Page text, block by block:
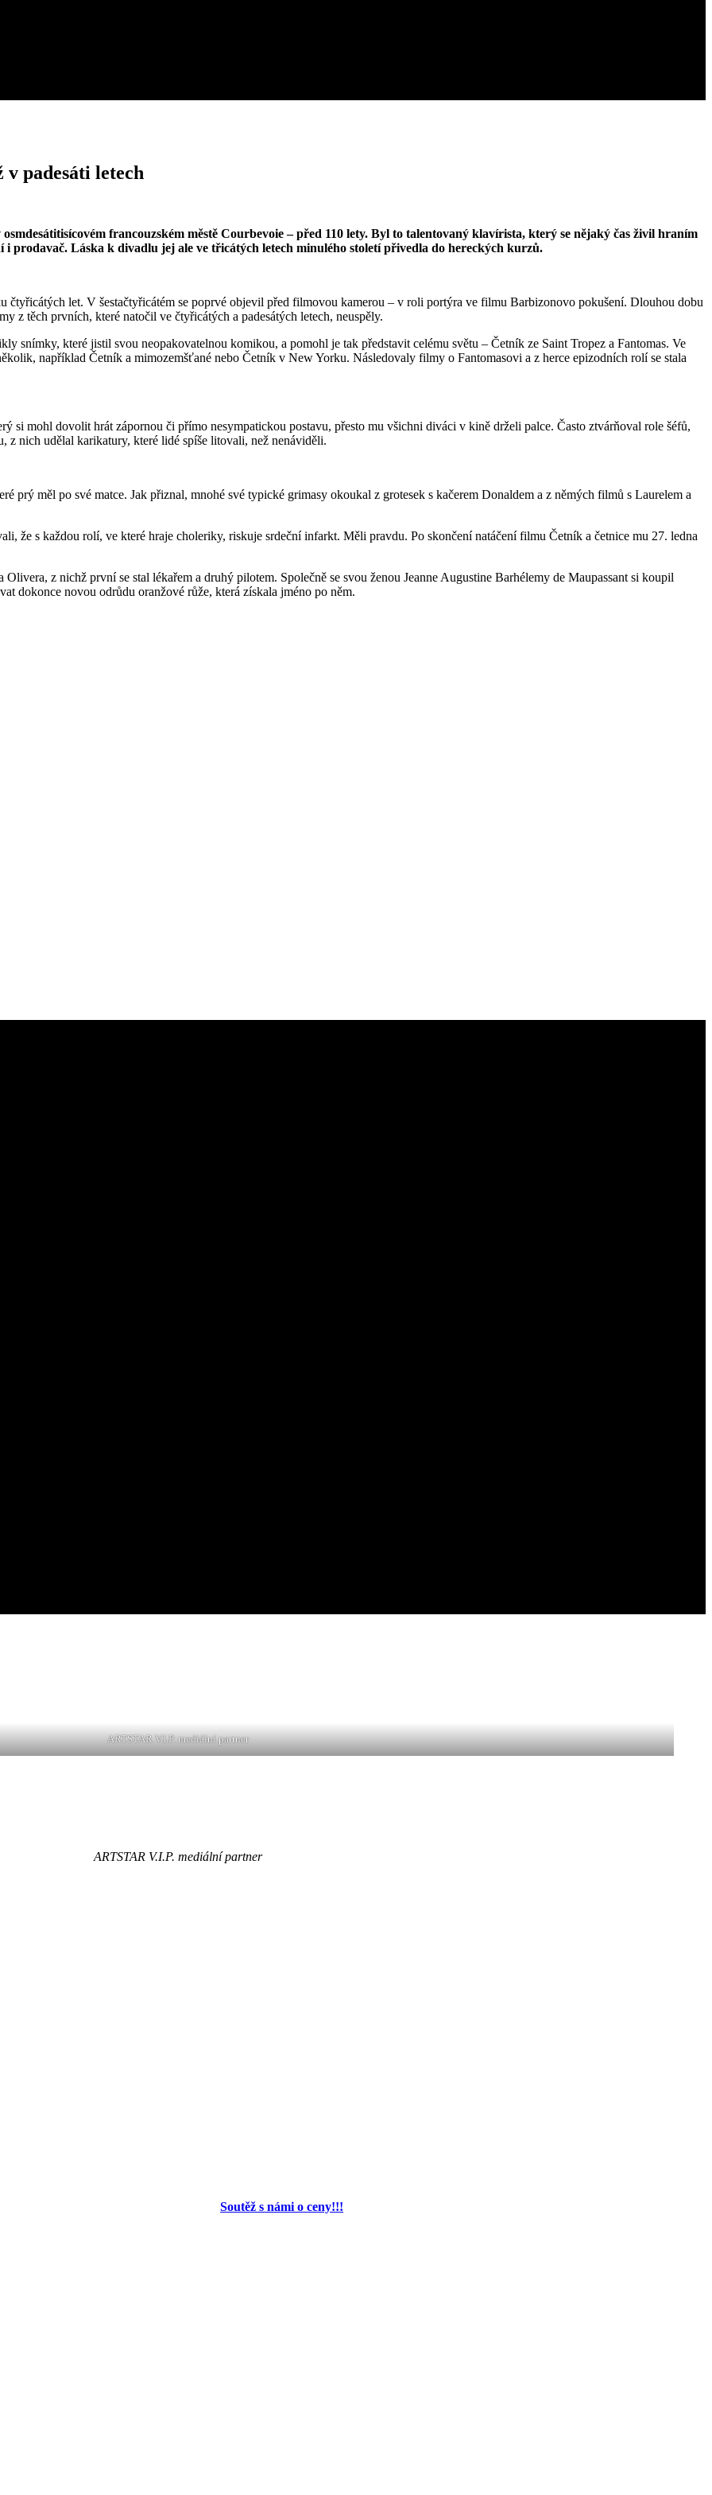
padesáti letech
francouzském městě Courbevoie – před 110 lety. Byl to talentovaný klavírista, který se nějaký čas živil hraním
prodavač. Láska k divadlu jej ale ve třicátých letech minulého století přivedla do hereckých kurzů.
čtyřicátých let. V šestačtyřicátém se poprvé objevil před filmovou kamerou – v roli portýra ve filmu Barbizonovo pokušení. Dlouhou dobu
z těch prvních, které natočil ve čtyřicátých a padesátých letech, neuspěly.
snímky, které jistil svou neopakovatelnou komikou, a pomohl je tak představit celému světu – Četník ze Saint Tropez a Fantomas. Ve
například Četník a mimozemšťané nebo Četník v New Yorku. Následovaly filmy o Fantomasovi a z herce epizodních rolí se stala
si mohl dovolit hrát zápornou či přímo nesympatickou postavu, přesto mu všichni diváci v kině drželi palce. Často ztvárňoval role šéfů,
nich udělal karikatury, které lidé spíše litovali, než nenáviděli.
prý měl po své matce. Jak přiznal, mnohé své typické grimasy okoukal z grotesek s kačerem Donaldem a z němých filmů s Laurelem a
že s každou rolí, ve které hraje choleriky, riskuje srdeční infarkt. Měli pravdu. Po skončení natáčení filmu Četník a četnice mu 27. ledna
z nichž první se stal lékařem a druhý pilotem. Společně se svou ženou Jeanne Augustine Barhélemy de Maupassant si koupil
dokonce novou odrůdu oranžové růže, která získala jméno po něm.
ARTSTAR V.I.P. mediální partner
ARTSTAR V.I.P. mediální partner
Soutěž s námi o ceny!!!